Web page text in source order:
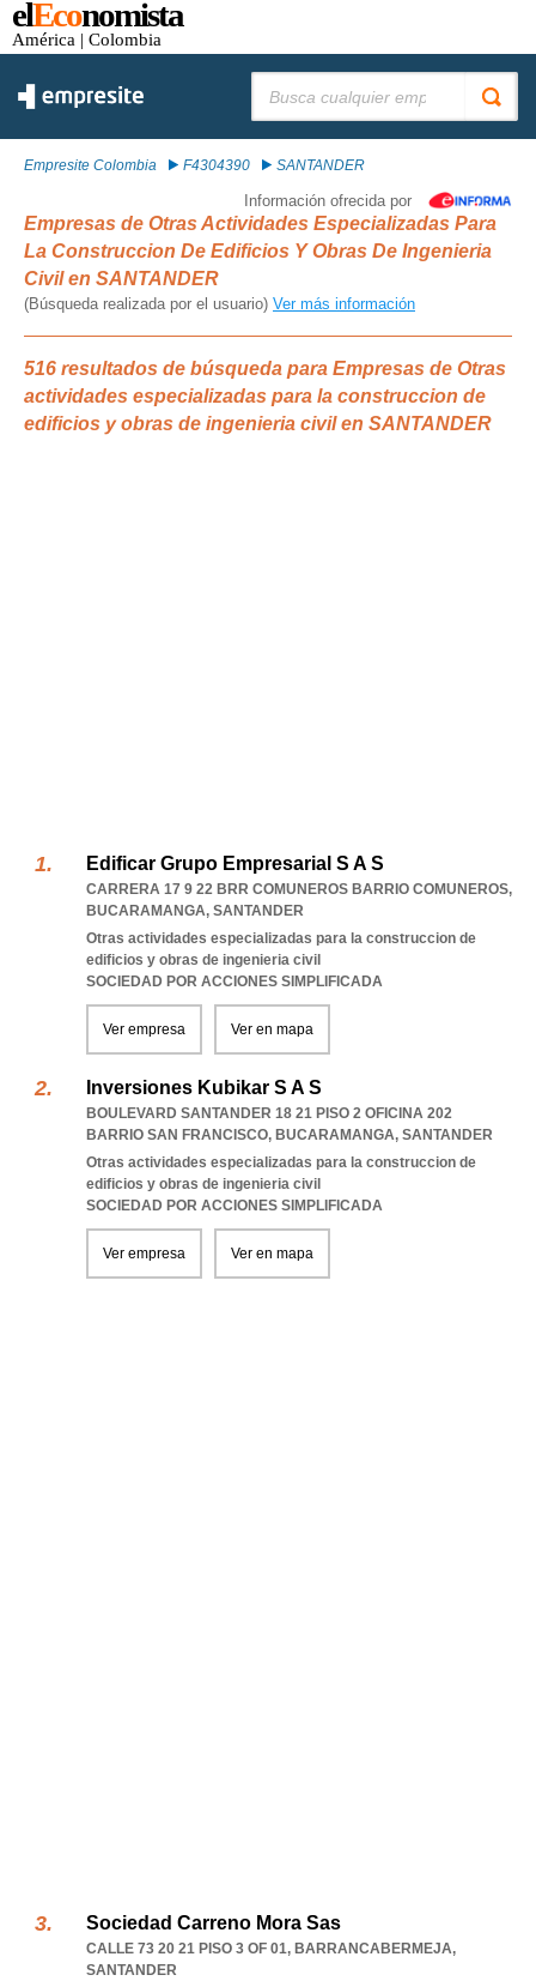
elEconomista
América | Colombia
Empresite Colombia F4304390 SANTANDER
Información ofrecida por
Empresas de Otras Actividades Especializadas Para
La Construccion De Edificios Y Obras De Ingenieria
Civil en SANTANDER
(Búsqueda realizada por el usuario) Ver más información
516 resultados de búsqueda para Empresas de Otras
actividades especializadas para la construccion de
edificios y obras de ingenieria civil en SANTANDER
Edificar Grupo Empresarial S A S
CARRERA 17 9 22 BRR COMUNEROS BARRIO COMUNEROS,
BUCARAMANGA, SANTANDER
Otras actividades especializadas para la construccion de
edificios y obras de ingenieria civil
SOCIEDAD POR ACCIONES SIMPLIFICADA
Ver empresa Ver en mapa
Inversiones Kubikar S A S
BOULEVARD SANTANDER 18 21 PISO 2 OFICINA 202
BARRIO SAN FRANCISCO, BUCARAMANGA, SANTANDER
Otras actividades especializadas para la construccion de
edificios y obras de ingenieria civil
SOCIEDAD POR ACCIONES SIMPLIFICADA
Ver empresa Ver en mapa
Sociedad Carreno Mora Sas
CALLE 73 20 21 PISO 3 OF 01, BARRANCABERMEJA,
SANTANDER